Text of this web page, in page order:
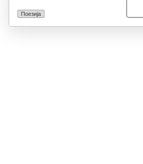
Поезија